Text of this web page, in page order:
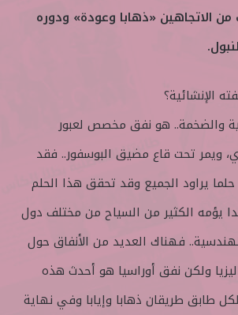
الاتجاهين «ذهابا وعودة» ودوره
الإنشائية؟
والضخمة.. هو نفق مخصص لعبور
ويمر تحت قاع مضيق البوسفور.. فقد
حلما يراود الجميع وقد تحقق هذا الحلم
يؤمه الكثير من السياح من مختلف دول
فهناك العديد من الأنفاق حول
ولكن نفق أوراسيا هو أحدث هذه
طابق طريقان ذهابا وإيابا وفي نهاية